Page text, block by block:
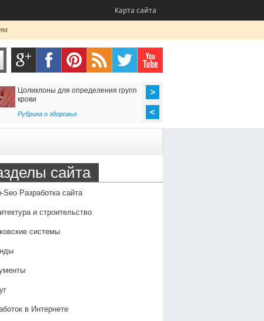
Карта сайта
Цоликлоны для определения групп
крови
Рубрика о здоровье
сайта
Seo Разработка сайта
и строительство
системы
в Интернете